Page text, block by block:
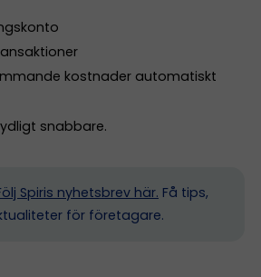
kostnader automatiskt
snabbare.
Spiris nyhetsbrev här. Få tips,
för företagare.